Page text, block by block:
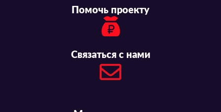
Помочь проекту
Связаться с нами